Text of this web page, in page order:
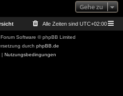
Gehe zu
Alle Zeiten sind UTC+02:00
Software © phpBB Limited
durch phpBB.de
| Nutzungsbedingungen